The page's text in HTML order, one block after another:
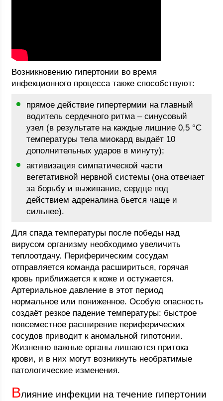
Возникновению гипертонии во время
инфекционного процесса также способствуют:
прямое действие гипертермии на главный
водитель сердечного ритма – синусовый
узел (в результате на каждые лишние 0,5 °С
температуры тела миокард выдаёт 10
дополнительных ударов в минуту);
активизация симпатической части
вегетативной нервной системы (она отвечает
за борьбу и выживание, сердце под
действием адреналина бьется чаще и
сильнее).
Для спада температуры после победы над
вирусом организму необходимо увеличить
теплоотдачу. Периферическим сосудам
отправляется команда расшириться, горячая
кровь приближается к коже и остужается.
Артериальное давление в этот период
нормальное или пониженное. Особую опасность
создаёт резкое падение температуры: быстрое
повсеместное расширение периферических
сосудов приводит к аномальной гипотонии.
Жизненно важные органы лишаются притока
крови, и в них могут возникнуть необратимые
патологические изменения.
Влияние инфекции на течение гипертонии